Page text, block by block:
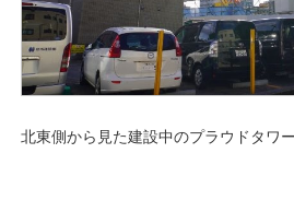
北東側から見た建設中のプラウドタワ